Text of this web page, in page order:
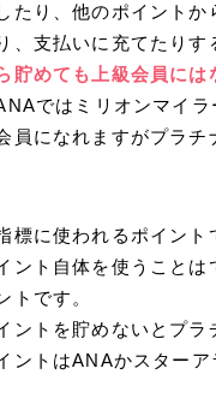
たり、他のポイント
、支払いに充てたりす
貯めても上級会員には
ではミリオンマイ
員になれますがプラチ
標に使われるポイント
ント自体を使うこと
トです。
ントを貯めないとプラ
ントはANAかスター